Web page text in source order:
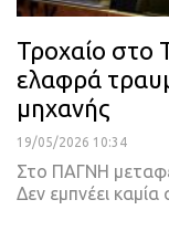
Τροχαίο στο
ελαφρά
μηχανής
19/05/2026 10:34
Στο ΠΑΓΝΗ
Δεν εμπνέει